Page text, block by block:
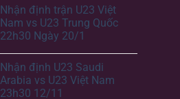
Nhận định trận U23 Việt
Nam vs U23 Trung Quốc
22h30 Ngày 20/1
Nhận định U23 Saudi
Arabia vs U23 Việt Nam
23h30 12/11